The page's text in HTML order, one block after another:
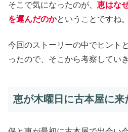
そこで気になったのが、 恵はな
を運んだのかということですね。
今回のストーリーの中でヒント
ったので、そこから考察してい
恵が木曜日に古本屋に